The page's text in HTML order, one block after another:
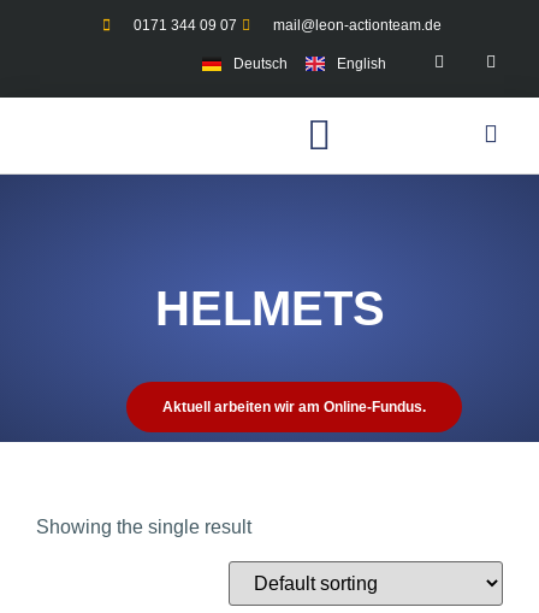
0171 344 09 07 mail@leon-actionteam.de
Deutsch English
HELMETS
Aktuell arbeiten wir am Online-Fundus.
Showing the single result